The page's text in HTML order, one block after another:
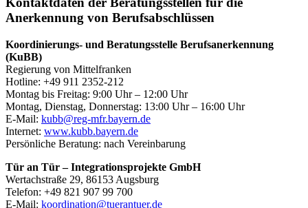
Anerkennung von Berufsabschlüssen
Koordinierungs- und Beratungsstelle Berufsanerkennung
(KuBB)
Regierung von Mittelfranken
Hotline: +49 911 2352-212
Montag bis Freitag: 9:00 Uhr – 12:00 Uhr
Montag, Dienstag, Donnerstag: 13:00 Uhr – 16:00 Uhr
E-Mail: kubb@reg-mfr.bayern.de
Internet: www.kubb.bayern.de
Persönliche Beratung: nach Vereinbarung
Tür an Tür – Integrationsprojekte GmbH
Wertachstraße 29, 86153 Augsburg
Telefon: +49 821 907 99 700
E-Mail: koordination@tuerantuer.de